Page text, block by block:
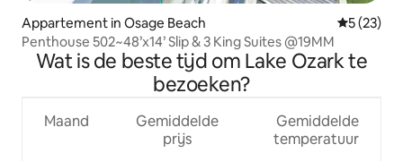
Appartement in Osage Beach
5 (23)
Penthouse 502~48’x14’ Slip & 3 King Suites @19MM
Wat is de beste tijd om Lake Ozark te
bezoeken?
Maand
Gemiddelde
prijs
Gemiddelde
temperatuur